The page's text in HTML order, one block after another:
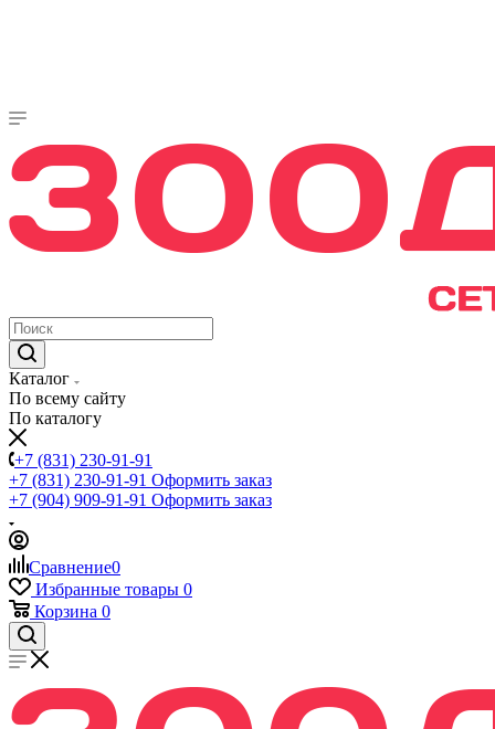
Каталог
По всему сайту
По каталогу
+7 (831) 230-91-91
+7 (831) 230-91-91 Оформить заказ
+7 (904) 909-91-91 Оформить заказ
Сравнение0
Избранные товары 0
Корзина 0